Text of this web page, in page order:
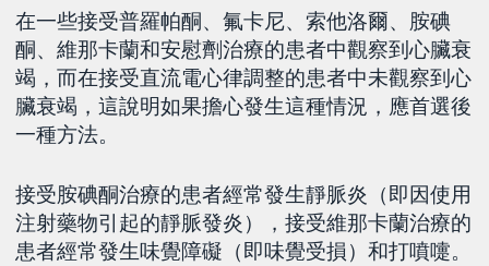
在一些接受普羅帕酮、氟卡尼、索他洛爾、胺碘
酮、維那卡蘭和安慰劑治療的患者中觀察到心臟衰
竭，而在接受直流電心律調整的患者中未觀察到心
臟衰竭，這說明如果擔心發生這種情況，應首選後
一種方法。
接受胺碘酮治療的患者經常發生靜脈炎（即因使用
注射藥物引起的靜脈發炎），接受維那卡蘭治療的
患者經常發生味覺障礙（即味覺受損）和打噴嚏。